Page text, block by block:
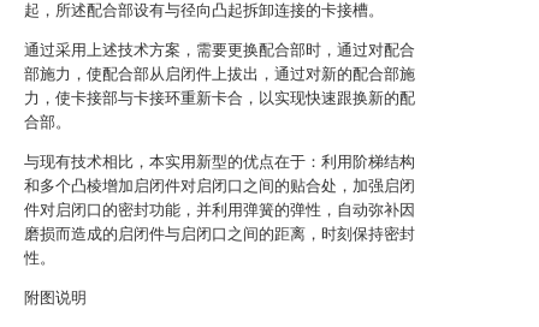
起，所述配合部设有与径向凸起拆卸连接的卡接槽。
通过采用上述技术方案，需要更换配合部时，通过对配合
部施力，使配合部从启闭件上拔出，通过对新的配合部施
力，使卡接部与卡接环重新卡合，以实现快速跟换新的配
合部。
与现有技术相比，本实用新型的优点在于：利用阶梯结构
和多个凸棱增加启闭件对启闭口之间的贴合处，加强启闭
件对启闭口的密封功能，并利用弹簧的弹性，自动弥补因
磨损而造成的启闭件与启闭口之间的距离，时刻保持密封
性。
附图说明